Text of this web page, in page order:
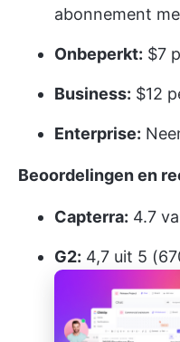
abonnement
Onbeperkt: $7
Business: $12
Enterprise:
Beoordelingen en
Capterra: 4.7
G2: 4,7 uit 5